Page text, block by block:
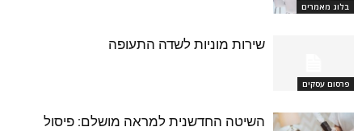
בלוג מאמרים
פרסום עסקים
שירות מוניות לשדה התעופה
השיטה החדשנית למראה מושלם: פיסול